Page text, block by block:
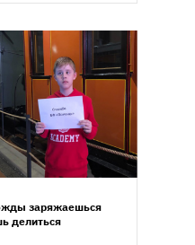
заряжаешься
делиться